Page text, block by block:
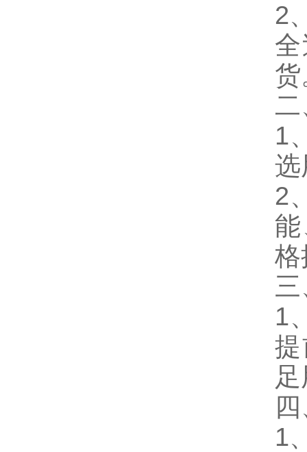
2
货
1
选
2
格
1
1